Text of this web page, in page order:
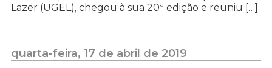
Lazer (UGEL), chegou à sua 20ª edição e reuniu […]
quarta-feira, 17 de abril de 2019